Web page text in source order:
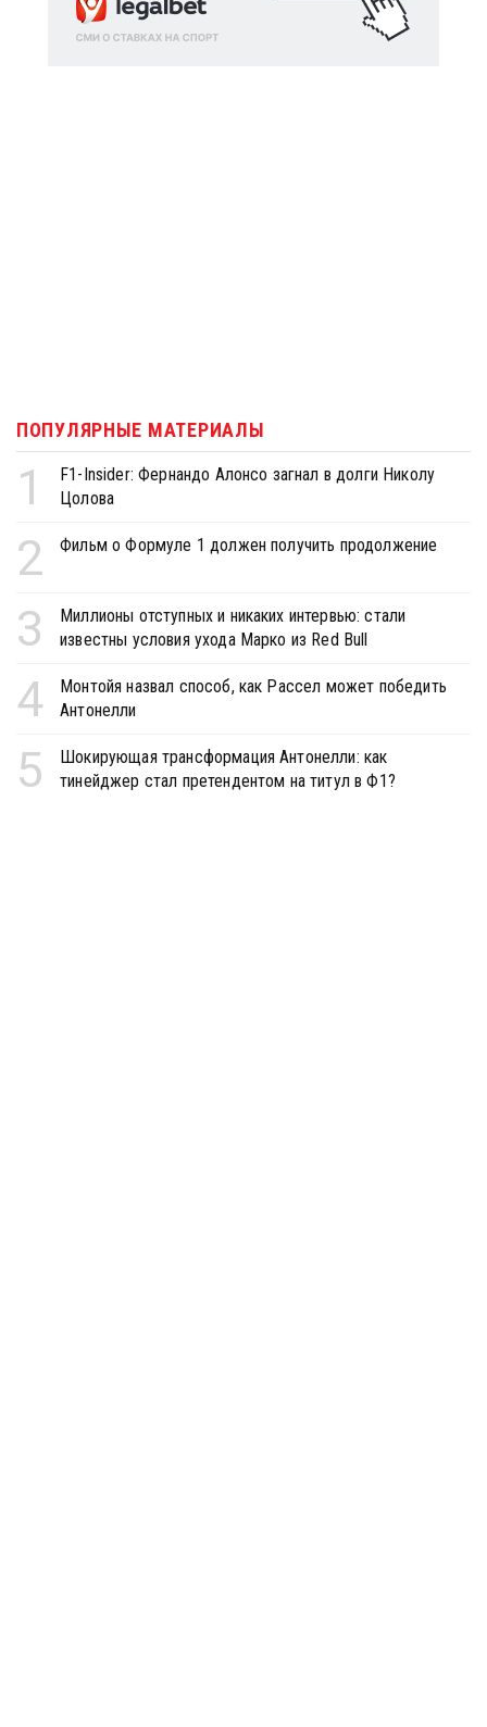
ПОПУЛЯРНЫЕ МАТЕРИАЛЫ
1
F1-Insider: Фернандо Алонсо загнал в долги Николу
Цолова
2 Фильм о Формуле 1 должен получить продолжение
3
Миллионы отступных и никаких интервью: стали
известны условия ухода Марко из Red Bull
4
Монтойя назвал способ, как Рассел может победить
Антонелли
5
Шокирующая трансформация Антонелли: как
тинейджер стал претендентом на титул в Ф1?